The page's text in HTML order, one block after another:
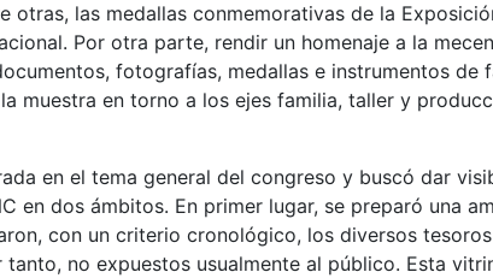
otras, las medallas conmemorativas de la
Por otra parte, rendir un homenaje a la
fotografías, medallas e instrumentos de
muestra en torno a los ejes familia, taller y
en el tema general del congreso y buscó dar
en dos ámbitos. En primer lugar, se preparó una
con un criterio cronológico, los diversos
no expuestos usualmente al público. Esta